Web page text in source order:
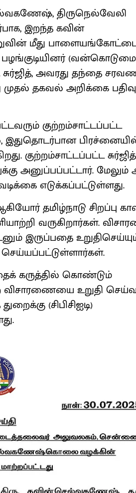
திருநெல்வேலி
இறந்த கவின்
மீது
(வன்கொடுமை
அவரது தந்தை
முதல் தகவல் அறிக்கை பதிவு
குற்றம்சாட்டப்பட்ட
இதுதொடர்பான
குற்றம்சாட்டப்பட்ட
அனுப்பப்பட்டார்.
எடுக்கப்பட்டுள்ளது.
தமிழ்நாடு சிறப்பு
வருகிறார்கள்.
இருப்பதை
கருத்தில் கொண்டும்
விசாரணையை உறுதி
(சிபிசிஐடி)